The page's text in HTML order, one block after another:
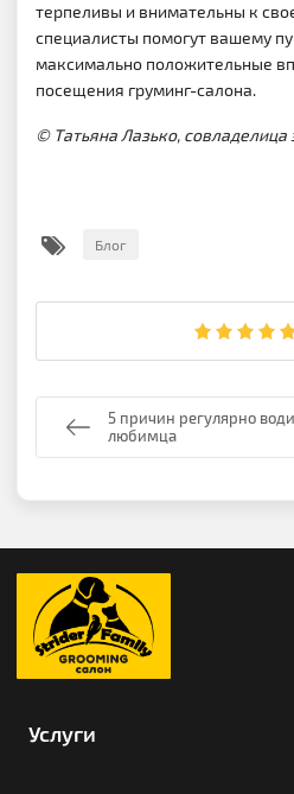
терпеливы и внимательны к
специалисты помогут вашему
максимально положительные
посещения груминг-салона.
© Татьяна Лазько,
Блог
5 причин регулярно
любимца
Услуги